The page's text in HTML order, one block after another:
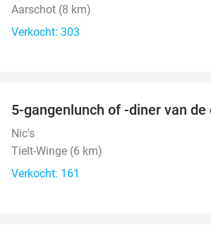
Aarschot (8 km)
Verkocht: 303
5-gangenlunch of -diner van de
Nic's
Tielt-Winge (6 km)
Verkocht: 161